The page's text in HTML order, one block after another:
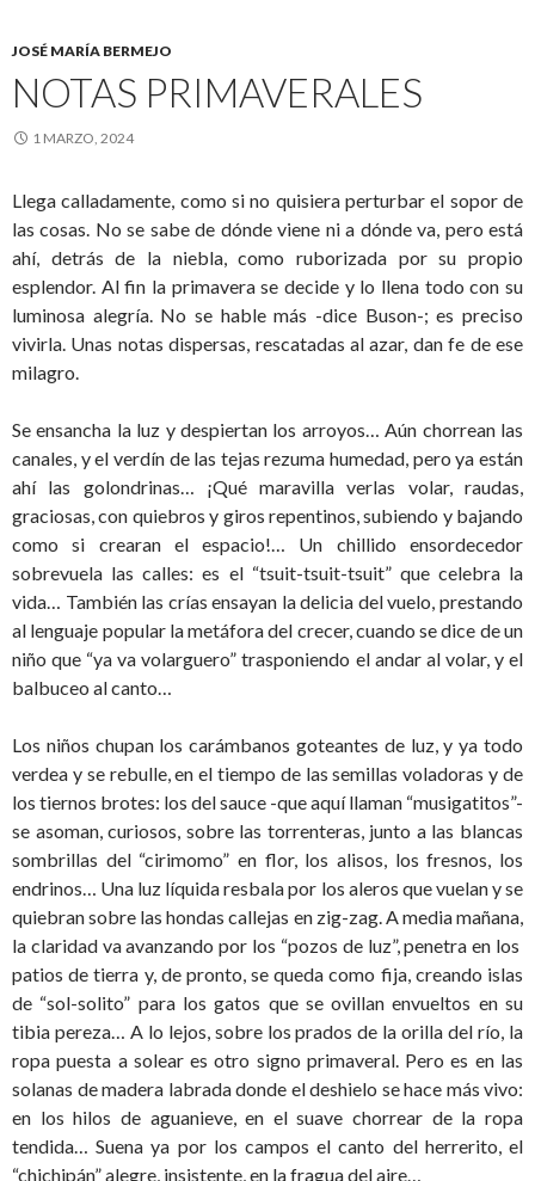
JOSÉ MARÍA BERMEJO
NOTAS PRIMAVERALES
1 MARZO, 2024
Llega calladamente, como si no quisiera perturbar el sopor de
las cosas. No se sabe de dónde viene ni a dónde va, pero está
ahí, detrás de la niebla, como ruborizada por su propio
esplendor. Al fin la primavera se decide y lo llena todo con su
luminosa alegría. No se hable más -dice Buson-; es preciso
vivirla. Unas notas dispersas, rescatadas al azar, dan fe de ese
milagro.
Se ensancha la luz y despiertan los arroyos… Aún chorrean las
canales, y el verdín de las tejas rezuma humedad, pero ya están
ahí las golondrinas… ¡Qué maravilla verlas volar, raudas,
graciosas, con quiebros y giros repentinos, subiendo y bajando
como si crearan el espacio!… Un chillido ensordecedor
sobrevuela las calles: es el “tsuit-tsuit-tsuit” que celebra la
vida… También las crías ensayan la delicia del vuelo, prestando
al lenguaje popular la metáfora del crecer, cuando se dice de un
niño que “ya va volarguero” trasponiendo el andar al volar, y el
balbuceo al canto…
Los niños chupan los carámbanos goteantes de luz, y ya todo
verdea y se rebulle, en el tiempo de las semillas voladoras y de
los tiernos brotes: los del sauce -que aquí llaman “musigatitos”-
se asoman, curiosos, sobre las torrenteras, junto a las blancas
sombrillas del “cirimomo” en flor, los alisos, los fresnos, los
endrinos… Una luz líquida resbala por los aleros que vuelan y se
quiebran sobre las hondas callejas en zig-zag. A media mañana,
la claridad va avanzando por los “pozos de luz”, penetra en los
patios de tierra y, de pronto, se queda como fija, creando islas
de “sol-solito” para los gatos que se ovillan envueltos en su
tibia pereza… A lo lejos, sobre los prados de la orilla del río, la
ropa puesta a solear es otro signo primaveral. Pero es en las
solanas de madera labrada donde el deshielo se hace más vivo:
en los hilos de aguanieve, en el suave chorrear de la ropa
tendida… Suena ya por los campos el canto del herrerito, el
“chichipán” alegre, insistente, en la fragua del aire…